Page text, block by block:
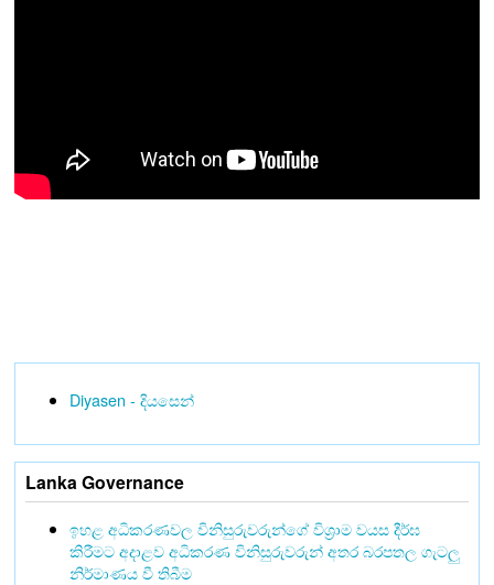
Diyasen - දියසෙන්
Lanka Governance
ඉහළ අධිකරණවල විනිසුරුවරුන්ගේ විශ්‍රාම වයස දීර්ඝ
කිරීමට අදාළව අධිකරණ විනිසුරුවරුන් අතර බරපතල ගැටලු
නිර්මාණය වී තිබීම